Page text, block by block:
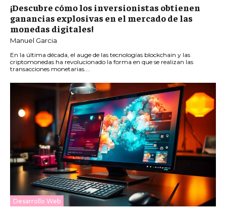
¡Descubre cómo los inversionistas obtienen
ganancias explosivas en el mercado de las
monedas digitales!
Manuel Garcia
En la última década, el auge de las tecnologías blockchain y las
criptomonedas ha revolucionado la forma en que se realizan las
transacciones monetarias....
Desarrollo Web